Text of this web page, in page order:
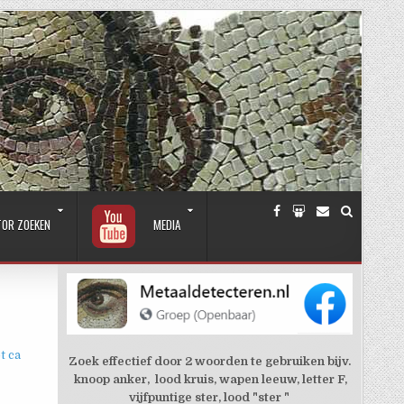
ZOEKEN MEDIA
ca
Zoek effectief door 2 woorden te gebruiken bijv.
knoop anker, lood kruis, wapen leeuw, letter F,
vijfpuntige ster, lood "ster "